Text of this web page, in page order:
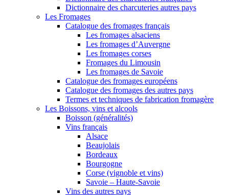
Dictionnaire des charcuteries autres pays
Les Fromages
Catalogue des fromages français
Les fromages alsaciens
Les fromages d’Auvergne
Les fromages corses
Fromages du Limousin
Les fromages de Savoie
Catalogue des fromages européens
Catalogue des fromages des autres pays
Termes et techniques de fabrication fromagère
Les Boissons, vins et alcools
Boisson (généralités)
Vins français
Alsace
Beaujolais
Bordeaux
Bourgogne
Corse (vignoble et vins)
Savoie – Haute-Savoie
Vins des autres pays